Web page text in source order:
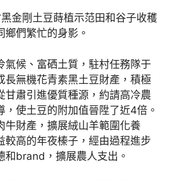
金剛土豆蒔植示范田和谷子收穫
鄉們繁忙的身影。
氣候、富硒土質，駐村任務隊于
長無機花青素黑土豆財產，積極
甘肅引進優質種源，約請高冷農
，使土豆的附加值晉陞了近4倍。
牛財產，擴展絨山羊範圍化養
較高的年夜榛子，經由過程進步
和brand，擴展農人支出。